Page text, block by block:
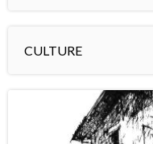
CULTURE